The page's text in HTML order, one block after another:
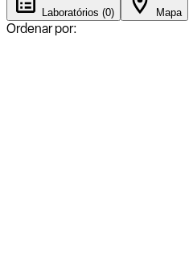
Laboratórios (0) Mapa
Ordenar por: